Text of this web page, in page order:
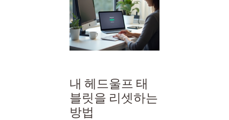
내 헤드울프 태
블릿을 리셋하는
방법